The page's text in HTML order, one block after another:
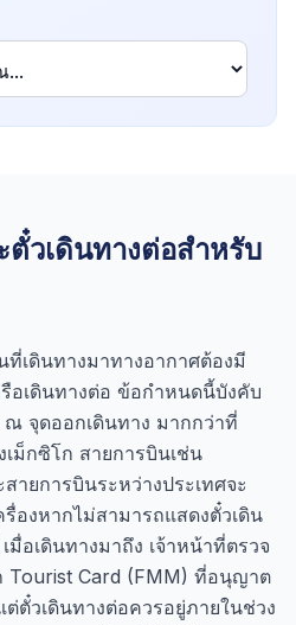
วเดินทางต่อสำหรับ
ที่เดินทางมาทางอากาศต้องมี
อเดินทางต่อ ข้อกำหนดนี้บังคับ
จุดออกเดินทาง มากกว่าที่
เม็กซิโก สายการบินเช่น
ายการบินระหว่างประเทศจะ
องหากไม่สามารถแสดงตั๋วเดิน
มื่อเดินทางมาถึง เจ้าหน้าที่ตรวจ
Tourist Card (FMM) ที่อนุญาต
ตั๋วเดินทางต่อควรอยู่ภายในช่วง